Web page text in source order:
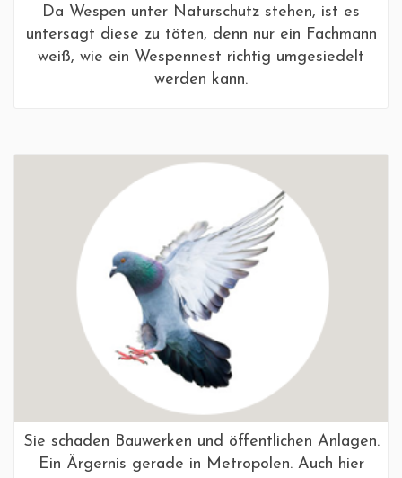
Da Wespen unter Naturschutz stehen, ist es
untersagt diese zu töten, denn nur ein Fachmann
weiß, wie ein Wespennest richtig umgesiedelt
werden kann.
Sie schaden Bauwerken und öffentlichen Anlagen.
Ein Ärgernis gerade in Metropolen. Auch hier